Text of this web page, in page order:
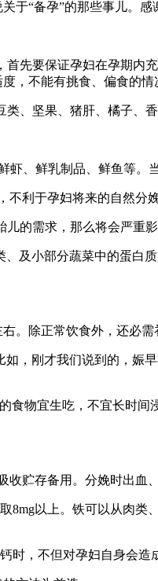
“备孕”的那些事儿。
先要保证孕妇在孕期内
，不能有挑食、偏食的情
、坚果、猪肝、橘子、香
、鲜乳制品、鲜鱼等。
利于孕妇将来的自然分娩
的需求，那么将会严重
及小部分蔬菜中的蛋白
。除正常饮食外，还必
，刚才我们说到的，娠
物宜生吃，不宜长时
贮存备用。分娩时出血
以上。铁可以从肉
，不但对孕妇自身会造